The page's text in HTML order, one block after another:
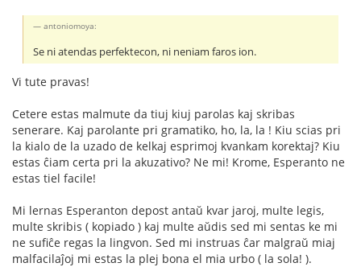
antoniomoya:
Se ni atendas perfektecon, ni neniam faros ion.
Vi tute pravas!
Cetere estas malmute da tiuj kiuj parolas kaj skribas
senerare. Kaj parolante pri gramatiko, ho, la, la ! Kiu scias pri
la kialo de la uzado de kelkaj esprimoj kvankam korektaj? Kiu
estas ĉiam certa pri la akuzativo? Ne mi! Krome, Esperanto ne
estas tiel facile!
Mi lernas Esperanton depost antaŭ kvar jaroj, multe legis,
multe skribis ( kopiado ) kaj multe aŭdis sed mi sentas ke mi
ne sufiĉe regas la lingvon. Sed mi instruas ĉar malgraŭ miaj
malfacilaĵoj mi estas la plej bona el mia urbo ( la sola! ).